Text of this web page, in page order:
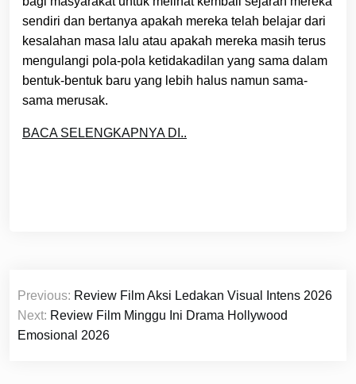
sendiri dan bertanya apakah mereka telah belajar dari
kesalahan masa lalu atau apakah mereka masih terus
mengulangi pola-pola ketidakadilan yang sama dalam
bentuk-bentuk baru yang lebih halus namun sama-
sama merusak.
BACA SELENGKAPNYA DI..
Post
navigation
Previous: Review Film Aksi Ledakan Visual Intens 2026
Next: Review Film Minggu Ini Drama Hollywood
Emosional 2026